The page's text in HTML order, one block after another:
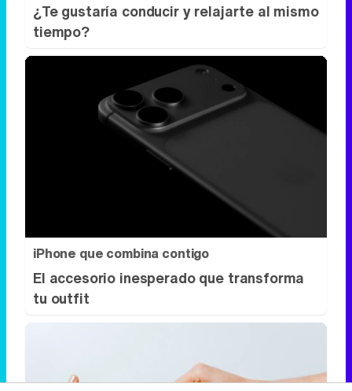
¿Te gustaría conducir y relajarte al mismo
tiempo?
iPhone que combina contigo
El accesorio inesperado que transforma
tu outfit